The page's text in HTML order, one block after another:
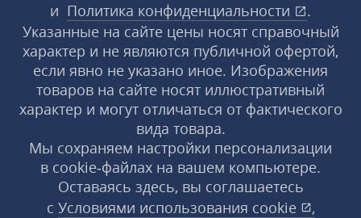
и Политика конфиденциальности
.
Указанные на сайте цены носят справочный
характер и не являются публичной офертой,
если явно не указано иное. Изображения
товаров на сайте носят иллюстративный
характер и могут отличаться от фактического
вида товара.
Мы сохраняем настройки персонализации
в cookie‑файлах на вашем компьютере.
Оставаясь здесь, вы соглашаетесь
с Условиями использования cookie
,